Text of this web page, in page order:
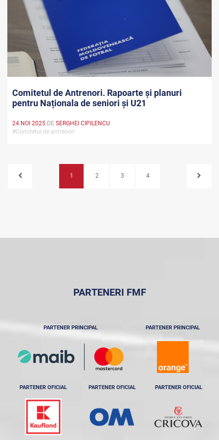
Comitetul de Antrenori. Rapoarte și planuri
pentru Naționala de seniori și U21
24 NOI 2025 DE SERGHEI CIPILENCU
#Comitetul de antrenori
1 2 3 4
PARTENERI FMF
PARTENER PRINCIPAL PARTENER PRINCIPAL
PARTENER OFICIAL PARTENER OFICIAL PARTENER OFICIAL